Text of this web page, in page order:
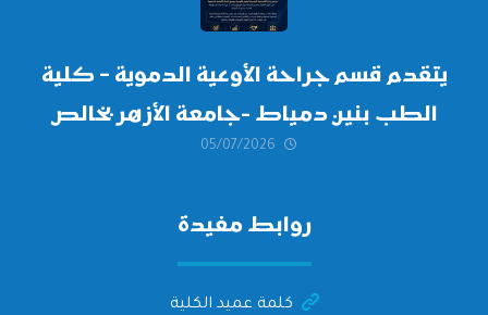
يتقدم قسم جراحة الأوعية الدموية – كلية
الطب بنين دمياط -جامعة الأزهر بخالص
التهنئة وأصدق الأمنيات إلى الأستاذ
05/07/2026
روابط مفيدة
كلمة عميد الكلية